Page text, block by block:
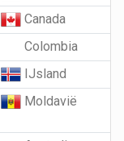
Canada
Colombia
IJsland
Moldavië